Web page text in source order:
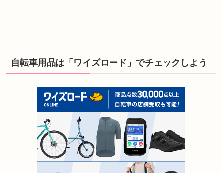
自転車用品は「ワイズロード」でチェックしよう